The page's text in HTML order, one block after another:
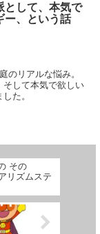
として、本気で
ー、という話
のリアルな悩み。
そして本気で欲しい
た。
その
リズムステ